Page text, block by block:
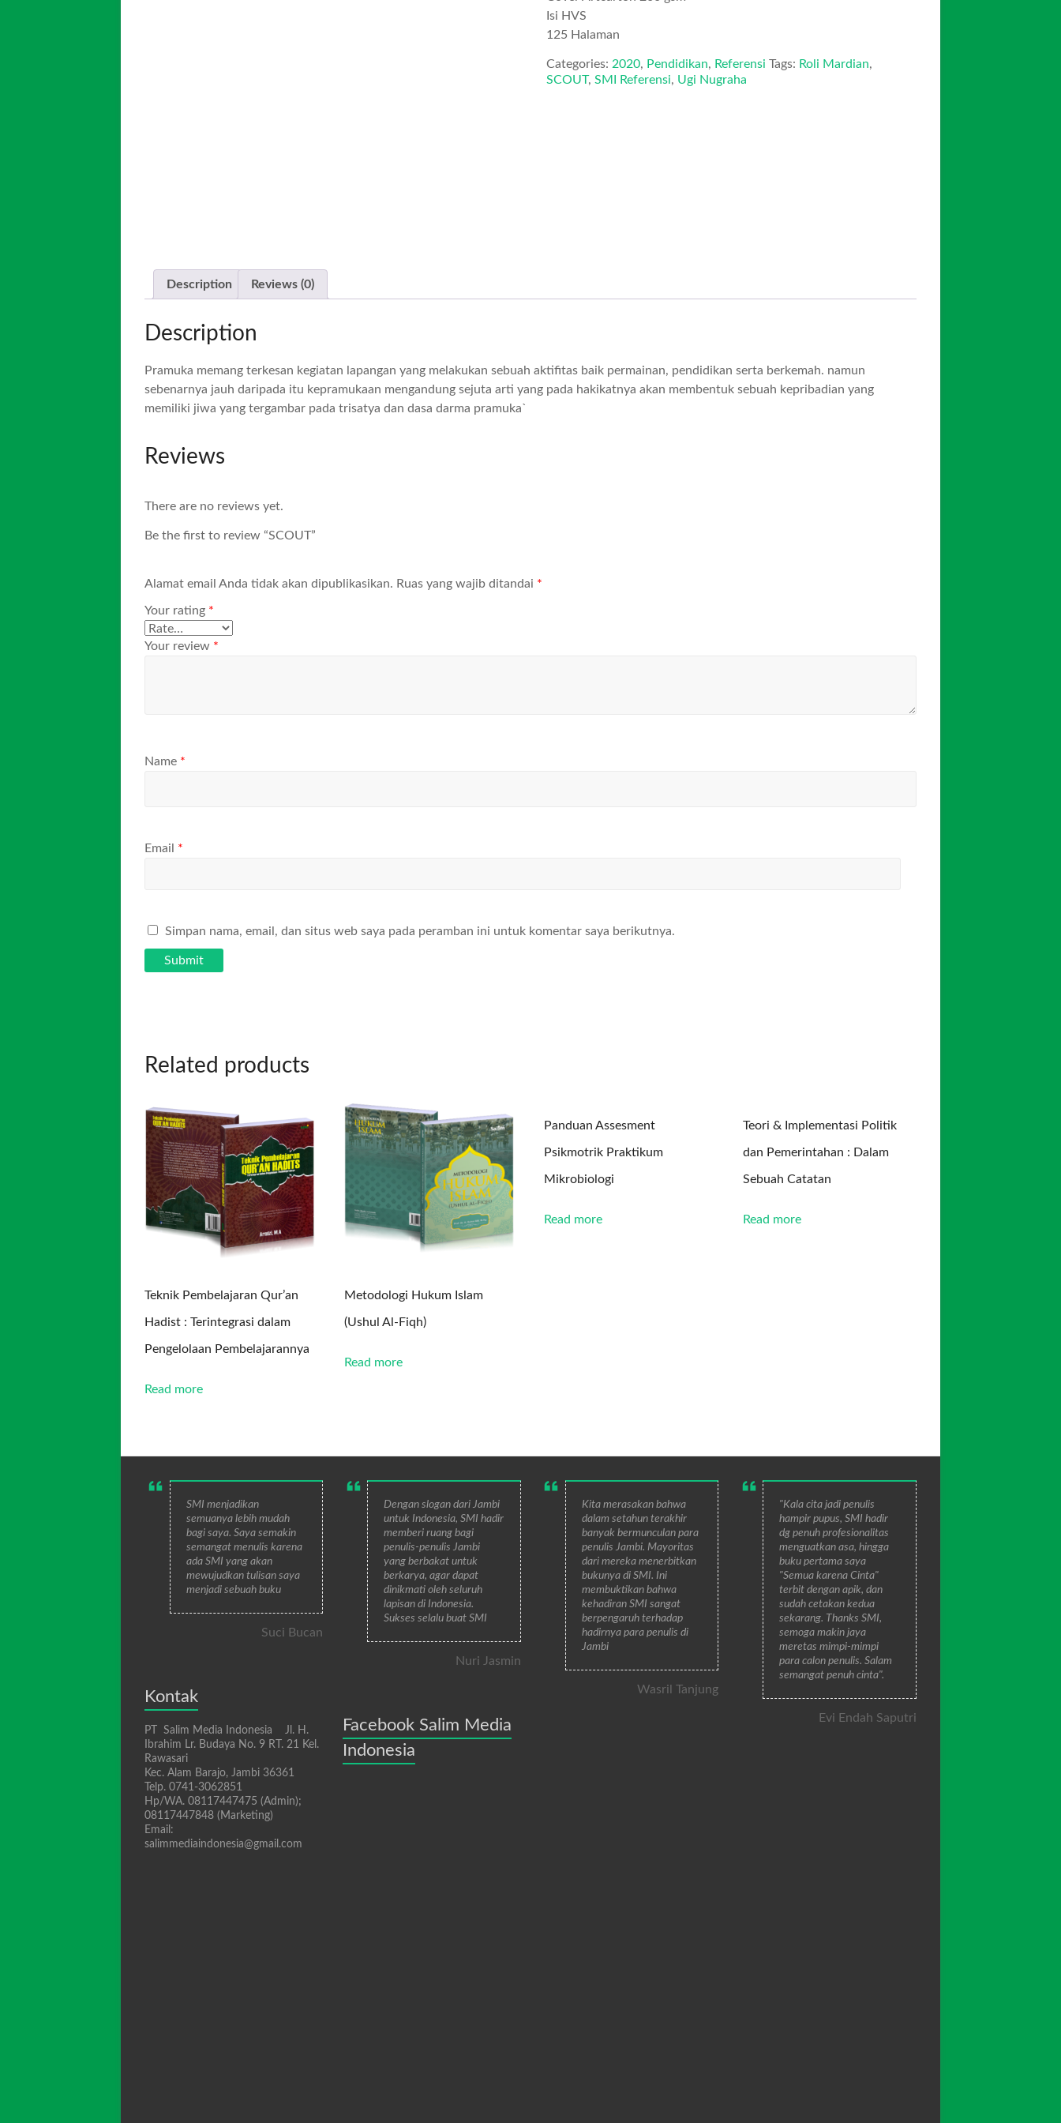
Isi HVS
125 Halaman
Categories: 2020, Pendidikan, Referensi Tags: Roli Mardian,
SCOUT, SMI Referensi, Ugi Nugraha
Description Reviews (0)
Description
Pramuka memang terkesan kegiatan lapangan yang melakukan sebuah aktifitas baik permainan, pendidikan serta berkemah. namun
sebenarnya jauh daripada itu kepramukaan mengandung sejuta arti yang pada hakikatnya akan membentuk sebuah kepribadian yang
memiliki jiwa yang tergambar pada trisatya dan dasa darma pramuka`
Reviews
There are no reviews yet.
Be the first to review “SCOUT”
Alamat email Anda tidak akan dipublikasikan. Ruas yang wajib ditandai *
Your rating *
Your review *
Name *
Email *
Simpan nama, email, dan situs web saya pada peramban ini untuk komentar saya berikutnya.
Related products
Teknik Pembelajaran Qur’an
Hadist : Terintegrasi dalam
Pengelolaan Pembelajarannya
Read more
Metodologi Hukum Islam
(Ushul Al-Fiqh)
Read more
Panduan Assesment
Psikmotrik Praktikum
Mikrobiologi
Read more
Teori & Implementasi Politik
dan Pemerintahan : Dalam
Sebuah Catatan
Read more
SMI menjadikan
semuanya lebih mudah
bagi saya. Saya semakin
semangat menulis karena
ada SMI yang akan
mewujudkan tulisan saya
menjadi sebuah buku
Suci Bucan
Kontak
PT Salim Media Indonesia Jl. H.
Ibrahim Lr. Budaya No. 9 RT. 21 Kel.
Rawasari
Kec. Alam Barajo, Jambi 36361
Telp. 0741-3062851
Hp/WA. 08117447475 (Admin);
08117447848 (Marketing)
Email:
salimmediaindonesia@gmail.com
Dengan slogan dari Jambi
untuk Indonesia, SMI hadir
memberi ruang bagi
penulis-penulis Jambi
yang berbakat untuk
berkarya, agar dapat
dinikmati oleh seluruh
lapisan di Indonesia.
Sukses selalu buat SMI
Nuri Jasmin
Facebook Salim Media
Indonesia
Kita merasakan bahwa
dalam setahun terakhir
banyak bermunculan para
penulis Jambi. Mayoritas
dari mereka menerbitkan
bukunya di SMI. Ini
membuktikan bahwa
kehadiran SMI sangat
berpengaruh terhadap
hadirnya para penulis di
Jambi
Wasril Tanjung
"Kala cita jadi penulis
hampir pupus, SMI hadir
dg penuh profesionalitas
menguatkan asa, hingga
buku pertama saya
"Semua karena Cinta"
terbit dengan apik, dan
sudah cetakan kedua
sekarang. Thanks SMI,
semoga makin jaya
meretas mimpi-mimpi
para calon penulis. Salam
semangat penuh cinta".
Evi Endah Saputri